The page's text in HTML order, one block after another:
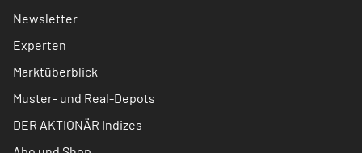
Newsletter
Experten
Marktüberblick
Muster- und Real-Depots
DER AKTIONÄR Indizes